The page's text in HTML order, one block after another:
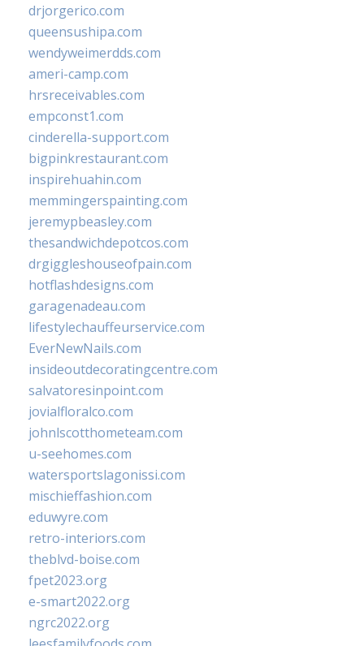
drjorgerico.com
queensushipa.com
wendyweimerdds.com
ameri-camp.com
hrsreceivables.com
empconst1.com
cinderella-support.com
bigpinkrestaurant.com
inspirehuahin.com
memmingerspainting.com
jeremypbeasley.com
thesandwichdepotcos.com
drgiggleshouseofpain.com
hotflashdesigns.com
garagenadeau.com
lifestylechauffeurservice.com
EverNewNails.com
insideoutdecoratingcentre.com
salvatoresinpoint.com
jovialfloralco.com
johnlscotthometeam.com
u-seehomes.com
watersportslagonissi.com
mischieffashion.com
eduwyre.com
retro-interiors.com
theblvd-boise.com
fpet2023.org
e-smart2022.org
ngrc2022.org